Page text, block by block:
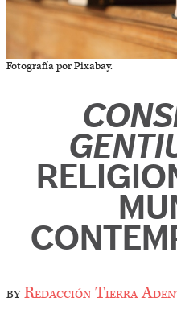
Fotografía por Pixabay.
byRedacción Tierra